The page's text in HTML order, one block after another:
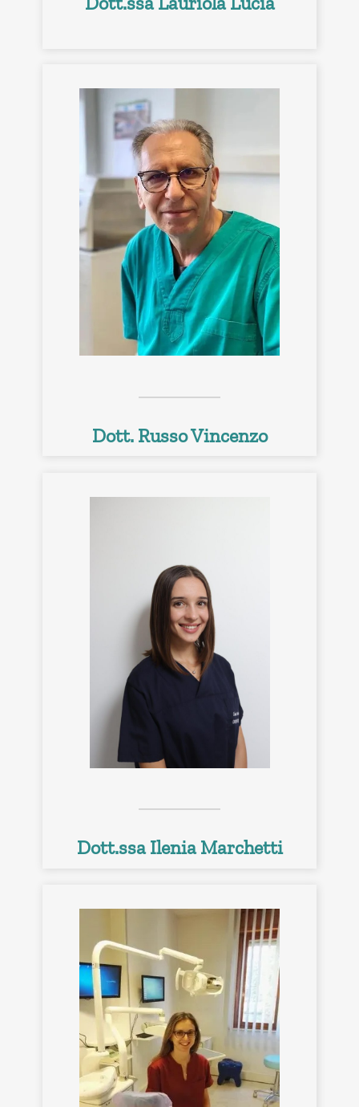
Dott. Russo Vincenzo
Dott.ssa Ilenia Marchetti